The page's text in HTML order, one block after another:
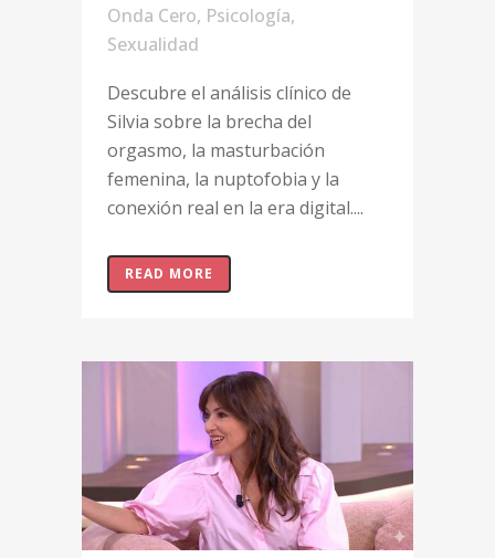
Onda Cero, Psicología,
Sexualidad
Descubre el análisis clínico de
Silvia sobre la brecha del
orgasmo, la masturbación
femenina, la nuptofobia y la
conexión real en la era digital....
READ MORE